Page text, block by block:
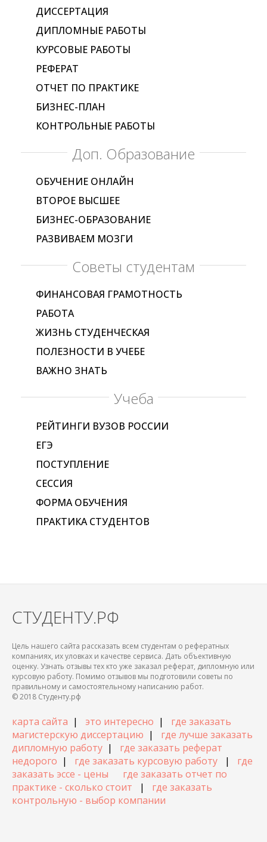
ДИССЕРТАЦИЯ
ДИПЛОМНЫЕ РАБОТЫ
КУРСОВЫЕ РАБОТЫ
РЕФЕРАТ
ОТЧЕТ ПО ПРАКТИКЕ
БИЗНЕС-ПЛАН
КОНТРОЛЬНЫЕ РАБОТЫ
Доп. Образование
ОБУЧЕНИЕ ОНЛАЙН
ВТОРОЕ ВЫСШЕЕ
БИЗНЕС-ОБРАЗОВАНИЕ
РАЗВИВАЕМ МОЗГИ
Советы студентам
ФИНАНСОВАЯ ГРАМОТНОСТЬ
РАБОТА
ЖИЗНЬ СТУДЕНЧЕСКАЯ
ПОЛЕЗНОСТИ В УЧЕБЕ
ВАЖНО ЗНАТЬ
Учеба
РЕЙТИНГИ ВУЗОВ РОССИИ
ЕГЭ
ПОСТУПЛЕНИЕ
СЕССИЯ
ФОРМА ОБУЧЕНИЯ
ПРАКТИКА СТУДЕНТОВ
СТУДЕНТУ.РФ
Цель нашего сайта рассказать всем студентам о рефератных
компаниях, их уловках и качестве сервиса. Дать объективную
оценку. Узнать отзывы тех кто уже заказал реферат, дипломную или
курсовую работу. Помимо отзывов мы подготовили советы по
правильному и самостоятельному написанию работ.
© 2018 Студенту.рф
карта сайта | это интересно | где заказать
магистерскую диссертацию | где лучше заказать
дипломную работу | где заказать реферат
недорого | где заказать курсовую работу | где
заказать эссе - цены
где заказать отчет по
практике - сколько стоит | где заказать
контрольную - выбор компании